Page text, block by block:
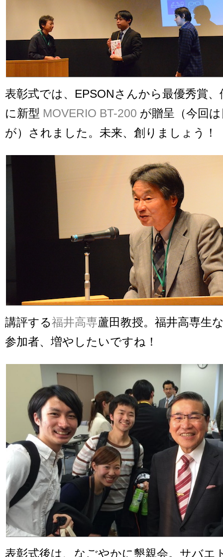
表彰式では、EPSONさんから最優秀賞
に新型 MOVERIO BT-200 が贈呈（今回
が）されました。未来、創りましょう！
講評する福井高専蘆田教授。福井高専生
参加者、増やしたいですね！
表彰式後は、なごやかに懇親会。サバエ